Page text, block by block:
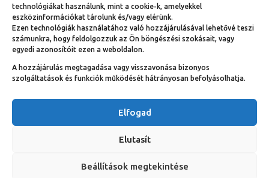
technológiákat használunk, mint a cookie-k, amelyekkel
eszközinformációkat tárolunk és/vagy elérünk.
Ezen technológiák használatához való hozzájárulásával lehetővé teszi
számunkra, hogy feldolgozzuk az Ön böngészési szokásait, vagy
egyedi azonosítóit ezen a weboldalon.
A hozzájárulás megtagadása vagy visszavonása bizonyos
szolgáltatások és funkciók működését hátrányosan befolyásolhatja.
Elfogad
Elutasít
Beállítások megtekintése
© Copyright 1991 – 2025.
Nemzeti Ambassador Club Magyarország hivatalos
weboldala | Néhány jog fenntartva!